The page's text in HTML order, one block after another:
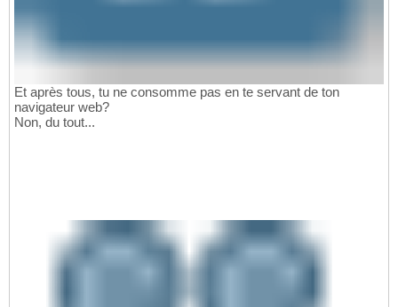
Et après tous, tu ne consomme pas en te servant de ton
navigateur web?
Non, du tout...